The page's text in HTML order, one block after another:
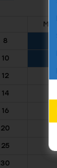
M4
8
10
12
14
16
20
25
30